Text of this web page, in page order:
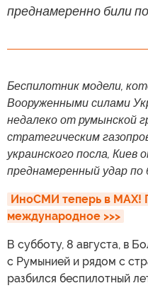
преднамеренно били
Беспилотник модели,
Вооруженными силами
недалеко от румынской
стратегическим
украинского посла,
преднамеренный удар по
ИноСМИ теперь в MAX!
международное >>>
В субботу, 8 августа, в
с Румынией и рядом с
разбился беспилотный